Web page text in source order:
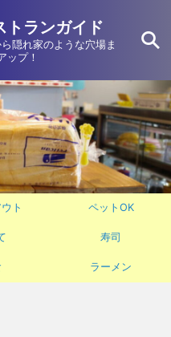
トランガイド
隠れ家のような穴場ま
ップ！
ト ペットOK
寿司
ラーメン